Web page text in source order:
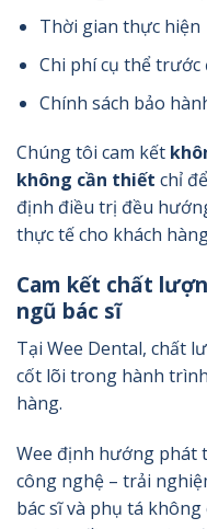
Thời gian thực hiện
Chi phí cụ thể trước
Chính sách bảo
Chúng tôi cam kết
không cần thiết chỉ
định điều trị đều
thực tế cho khách
Cam kết chất
ngũ bác sĩ
Tại Wee Dental, chất
cốt lõi trong hành
hàng.
Wee định hướng phát
công nghệ – trải
bác sĩ và phụ tá